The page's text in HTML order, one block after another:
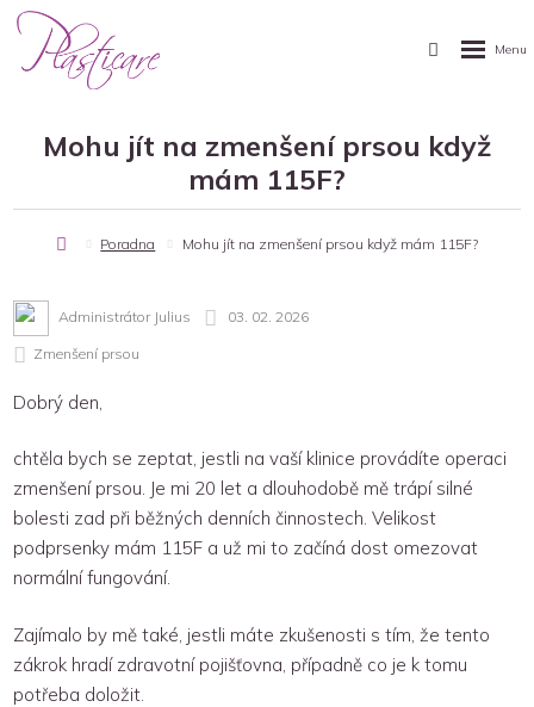
Mohu jít na zmenšení prsou když
mám 115F?
Poradna Mohu jít na zmenšení prsou když mám 115F?
Administrátor Julius 03. 02. 2026
Zmenšení prsou
Dobrý den,
chtěla bych se zeptat, jestli na vaší klinice provádíte operaci
zmenšení prsou. Je mi 20 let a dlouhodobě mě trápí silné
bolesti zad při běžných denních činnostech. Velikost
podprsenky mám 115F a už mi to začíná dost omezovat
normální fungování.
Zajímalo by mě také, jestli máte zkušenosti s tím, že tento
zákrok hradí zdravotní pojišťovna, případně co je k tomu
potřeba doložit.